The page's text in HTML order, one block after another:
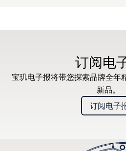
订阅电
宝玑电子报将带您探索品牌全年
新品。
订阅电子